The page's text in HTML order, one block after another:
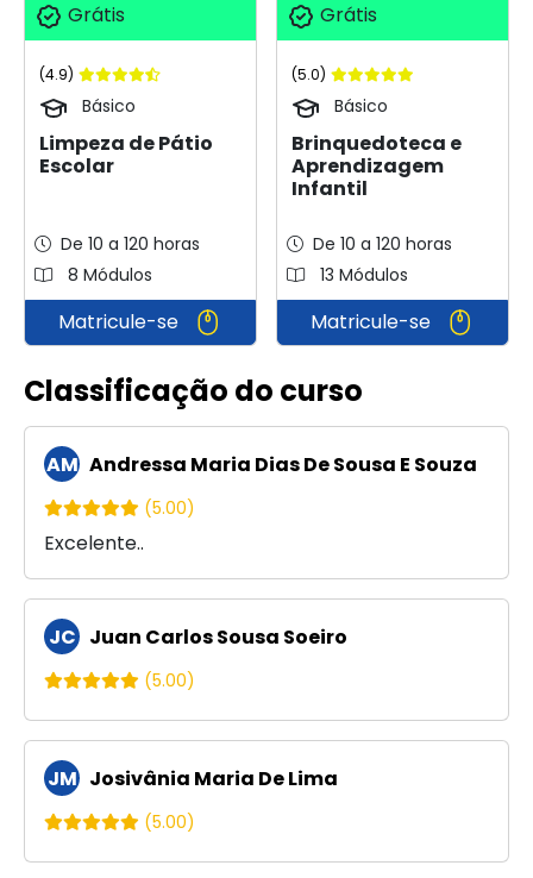
Grátis
(4.9)
Básico
Limpeza de Pátio
Escolar
De 10 a 120 horas
8 Módulos
Matricule-se
Grátis
(5.0)
Básico
Brinquedoteca e
Aprendizagem
Infantil
De 10 a 120 horas
13 Módulos
Matricule-se
Classificação do curso
AM Andressa Maria Dias De Sousa E Souza
(5.00)
Excelente..
JC Juan Carlos Sousa Soeiro
(5.00)
JM Josivânia Maria De Lima
(5.00)